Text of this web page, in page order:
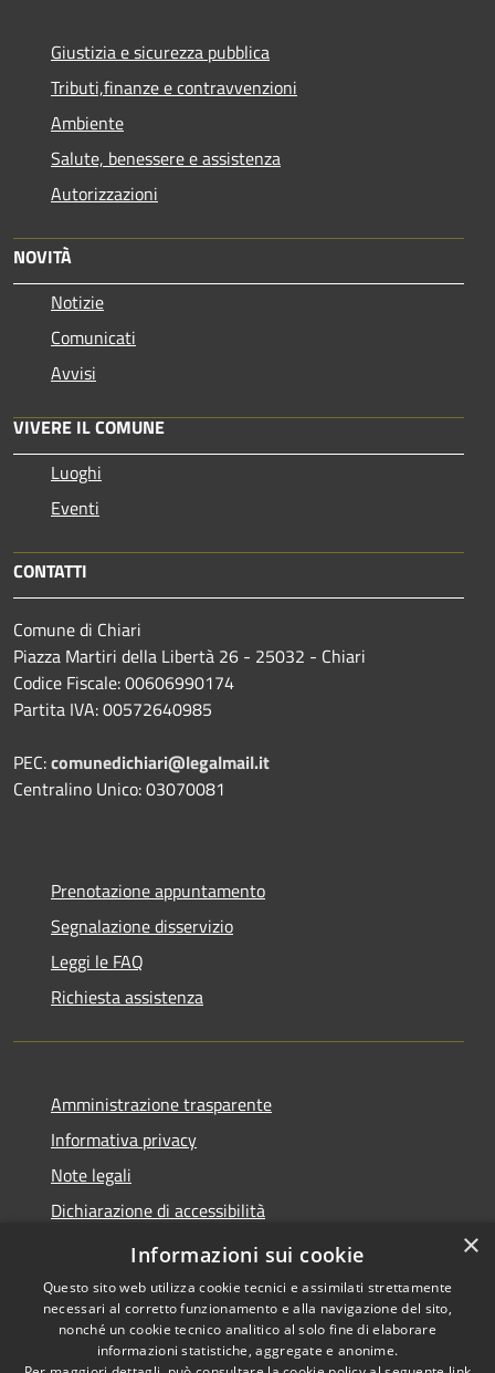
Giustizia e sicurezza pubblica
Tributi,finanze e contravvenzioni
Ambiente
Salute, benessere e assistenza
Autorizzazioni
NOVITÀ
Notizie
Comunicati
Avvisi
VIVERE IL COMUNE
Luoghi
Eventi
CONTATTI
Comune di Chiari
Piazza Martiri della Libertà 26 - 25032 - Chiari
Codice Fiscale: 00606990174
Partita IVA: 00572640985
PEC:comunedichiari@legalmail.it
Centralino Unico: 03070081
Prenotazione appuntamento
Segnalazione disservizio
Leggi le FAQ
Richiesta assistenza
Amministrazione trasparente
Informativa privacy
Note legali
Dichiarazione di accessibilità
Obiettivi accessibilità
Copyright © 2026 • Comune di
×
Informazioni sui cookie
Questo sito web utilizza cookie tecnici e assimilati strettamente
necessari al corretto funzionamento e alla navigazione del sito,
nonché un cookie tecnico analitico al solo fine di elaborare
informazioni statistiche, aggregate e anonime.